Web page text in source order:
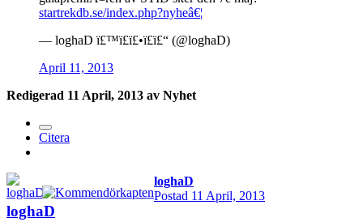
startrekdb.se/index.php?nyheâ€¦
— loghaD ï£™ï£ï£•ï£ï£“ (@loghaD)
April 11, 2013
Redigerad 11 April, 2013 av Nyhet
Citera
loghaD
Postad 11 April, 2013
loghaD